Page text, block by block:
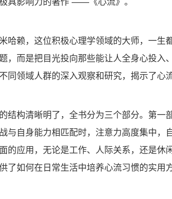
哈赖，这位积极心理学领域的大师，一
，而是把目光投向那些能让人全身心投
同领域人群的深入观察和研究，揭示了心
结构清晰明了，全书分为三个部分。第
与自身能力相匹配时，注意力高度集中
的应用，无论是工作、人际关系，还是
了如何在日常生活中培养心流习惯的实用